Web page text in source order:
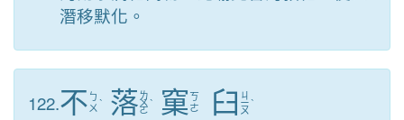
潛移默化。
122.不 ㄅ
ㄨ ˋ 落ㄌ
ㄨ
ㄛ
ˋ 窠 ㄎ
ㄜ
臼 ㄐ
ㄧ
ㄡ
ˋ